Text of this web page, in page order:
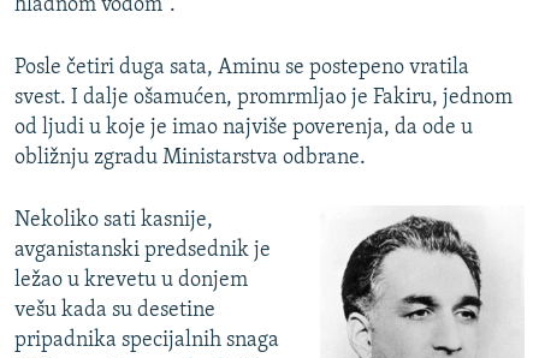
hladnom vodom".
Posle četiri duga sata, Aminu se postepeno vratila
svest. I dalje ošamućen, promrmljao je Fakiru, jednom
od ljudi u koje je imao najviše poverenja, da ode u
obližnju zgradu Ministarstva odbrane.
Nekoliko sati kasnije,
avganistanski predsednik je
ležao u krevetu u donjem
vešu kada su desetine
pripadnika specijalnih snaga